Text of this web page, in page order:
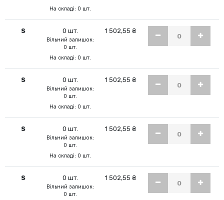
На складі: 0 шт.
S 0 шт.
Вільний залишок:
0 шт.
На складі: 0 шт.
1 502,55 ₴
S 0 шт.
Вільний залишок:
0 шт.
На складі: 0 шт.
1 502,55 ₴
S 0 шт.
Вільний залишок:
0 шт.
На складі: 0 шт.
1 502,55 ₴
S 0 шт.
Вільний залишок:
0 шт.
1 502,55 ₴